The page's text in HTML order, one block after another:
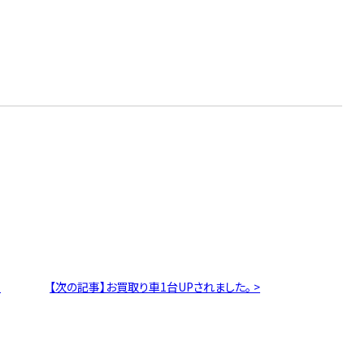
【次の記事】お買取り車1台UPされました。 >